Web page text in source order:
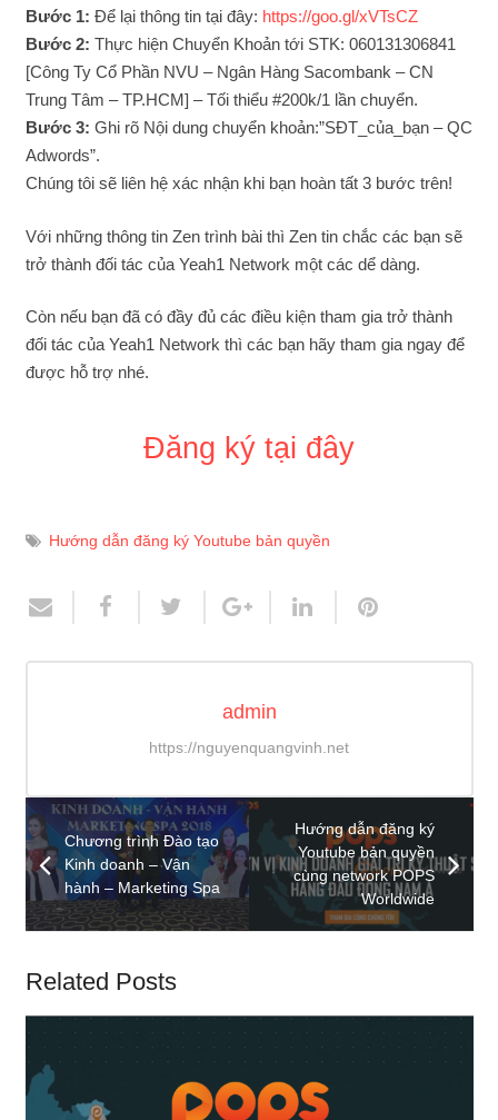
Bước 1: Để lại thông tin tại đây: https://goo.gl/xVTsCZ
Bước 2: Thực hiện Chuyển Khoản tới STK: 060131306841
[Công Ty Cổ Phần NVU – Ngân Hàng Sacombank – CN
Trung Tâm – TP.HCM] – Tối thiểu #200k/1 lần chuyển.
Bước 3: Ghi rõ Nội dung chuyển khoản:”SĐT_của_bạn – QC
Adwords”.
Chúng tôi sẽ liên hệ xác nhận khi bạn hoàn tất 3 bước trên!
Với những thông tin Zen trình bài thì Zen tin chắc các bạn sẽ
trở thành đối tác của Yeah1 Network một các dể dàng.
Còn nếu bạn đã có đầy đủ các điều kiện tham gia trở thành
đối tác của Yeah1 Network thì các bạn hãy tham gia ngay để
được hỗ trợ nhé.
Đăng ký tại đây
Hướng dẫn đăng ký Youtube bản quyền
admin
https://nguyenquangvinh.net
Hướng dẫn đăng ký
Youtube bản quyền
cùng network POPS
Worldwide
Chương trình Đào tạo
Kinh doanh – Vận
hành – Marketing Spa
Related Posts